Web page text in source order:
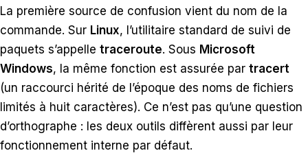
La première source de confusion vient du nom de la
commande. Sur Linux, l’utilitaire standard de suivi de
paquets s’appelle traceroute. Sous Microsoft
Windows, la même fonction est assurée par tracert
(un raccourci hérité de l’époque des noms de fichiers
limités à huit caractères). Ce n’est pas qu’une question
d’orthographe : les deux outils diffèrent aussi par leur
fonctionnement interne par défaut.